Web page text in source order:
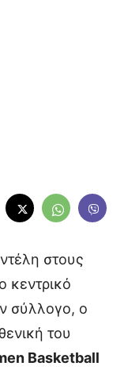
στους
κεντρικό
σύλλογο, ο
του
Basketball